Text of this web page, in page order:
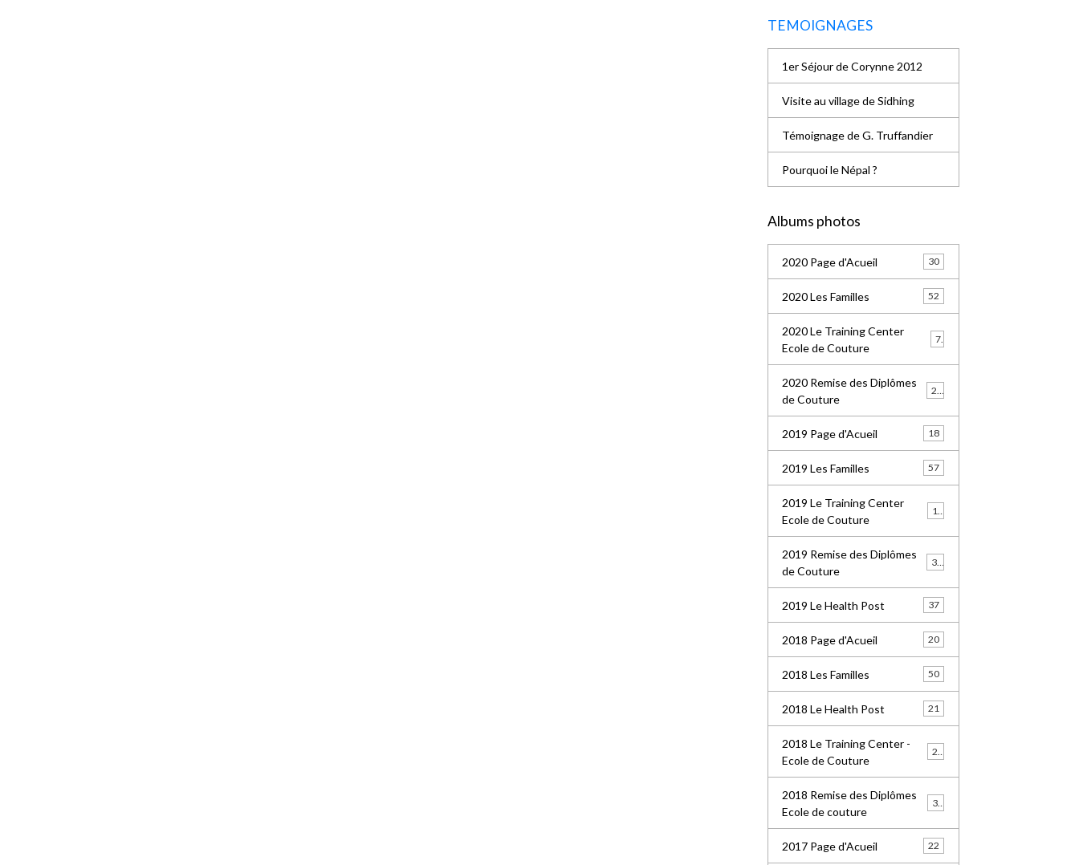
TEMOIGNAGES
1er Séjour de Corynne 2012
Visite au village de Sidhing
Témoignage de G. Truffandier
Pourquoi le Népal ?
Albums photos
2020 Page d'Acueil 30
2020 Les Familles 52
2020 Le Training Center
Ecole de Couture
2020 Remise des Diplômes
de Couture
2019 Page d'Acueil 18
2019 Les Familles 57
2019 Le Training Center
Ecole de Couture
2019 Remise des Diplômes
de Couture
36
2019 Le Health Post 37
2018 Page d'Acueil 20
2018 Les Familles 50
2018 Le Health Post 21
2018 Le Training Center -
Ecole de Couture
2018 Remise des Diplômes
Ecole de couture
2017 Page d'Acueil 22